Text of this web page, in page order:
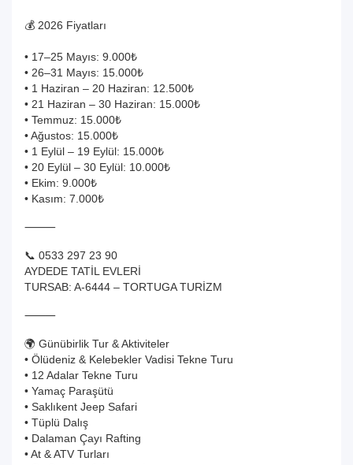
💰 2026 Fiyatları
• 17–25 Mayıs: 9.000₺
• 26–31 Mayıs: 15.000₺
• 1 Haziran – 20 Haziran: 12.500₺
• 21 Haziran – 30 Haziran: 15.000₺
• Temmuz: 15.000₺
• Ağustos: 15.000₺
• 1 Eylül – 19 Eylül: 15.000₺
• 20 Eylül – 30 Eylül: 10.000₺
• Ekim: 9.000₺
• Kasım: 7.000₺
⸻
📞 0533 297 23 90
AYDEDE TATİL EVLERİ
TURSAB: A-6444 – TORTUGA TURİZM
⸻
🌍 Günübirlik Tur & Aktiviteler
• Ölüdeniz & Kelebekler Vadisi Tekne Turu
• 12 Adalar Tekne Turu
• Yamaç Paraşütü
• Saklıkent Jeep Safari
• Tüplü Dalış
• Dalaman Çayı Rafting
• At & ATV Turları